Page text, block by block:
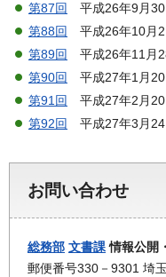
第87回
平成26年9月30
第88回
平成26年10月
第89回
平成26年11月
第90回
平成27年1月20
第91回
平成27年2月20
第92回
平成27年3月24
お問い合わせ
総務部 文書課情報公開
郵便番号330－9301 埼